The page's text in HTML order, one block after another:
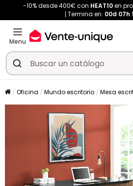
-10% desde 400€ con HEAT10en
Termina en: 00d 07h
Menu
Oficina Mundo escritorio Mesa